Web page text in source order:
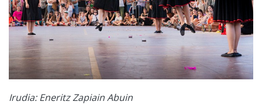
Irudia: Eneritz Zapiain Abuin